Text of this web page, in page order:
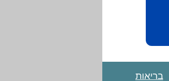
בריאות